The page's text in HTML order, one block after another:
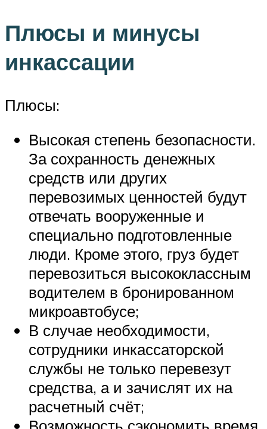
Плюсы и минусы
инкассации
Плюсы:
Высокая степень безопасности.
За сохранность денежных
средств или других
перевозимых ценностей будут
отвечать вооруженные и
специально подготовленные
люди. Кроме этого, груз будет
перевозиться высококлассным
водителем в бронированном
микроавтобусе;
В случае необходимости,
сотрудники инкассаторской
службы не только перевезут
средства, а и зачислят их на
расчетный счёт;
Возможность сэкономить время.